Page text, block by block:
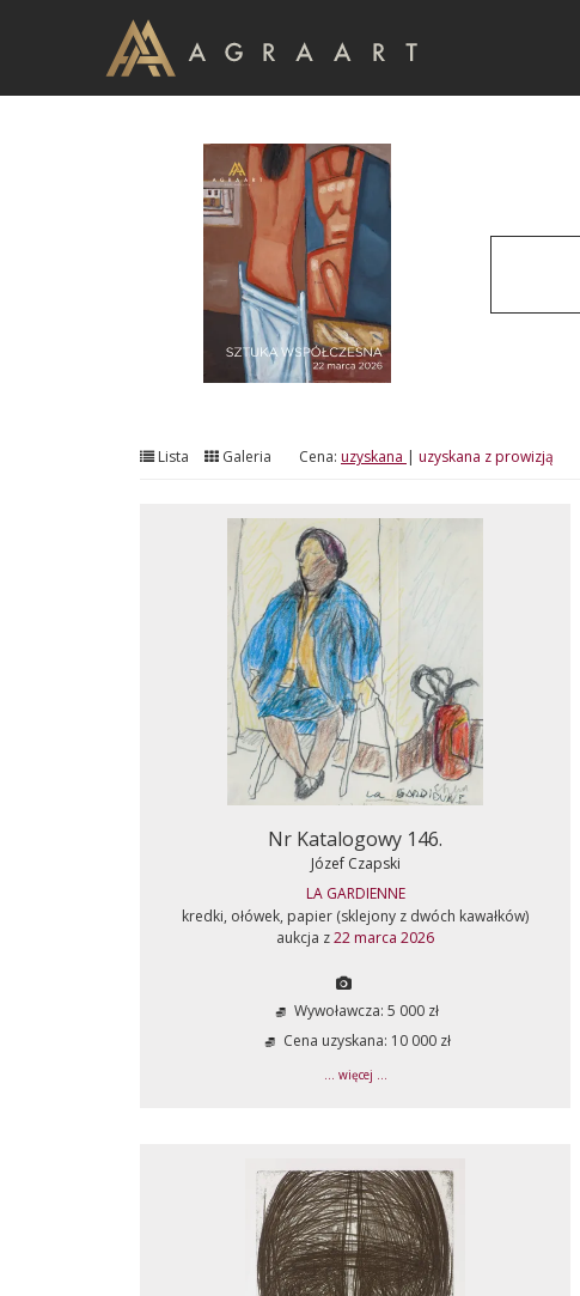
Lista Galeria Cena: uzyskana | uzyskana z prowizją
Nr Katalogowy 146.
Józef Czapski
LA GARDIENNE
kredki, ołówek, papier (sklejony z dwóch kawałków)
aukcja z22 marca 2026
Wywoławcza: 5 000 zł
Cena uzyskana: 10 000 zł
... więcej ...